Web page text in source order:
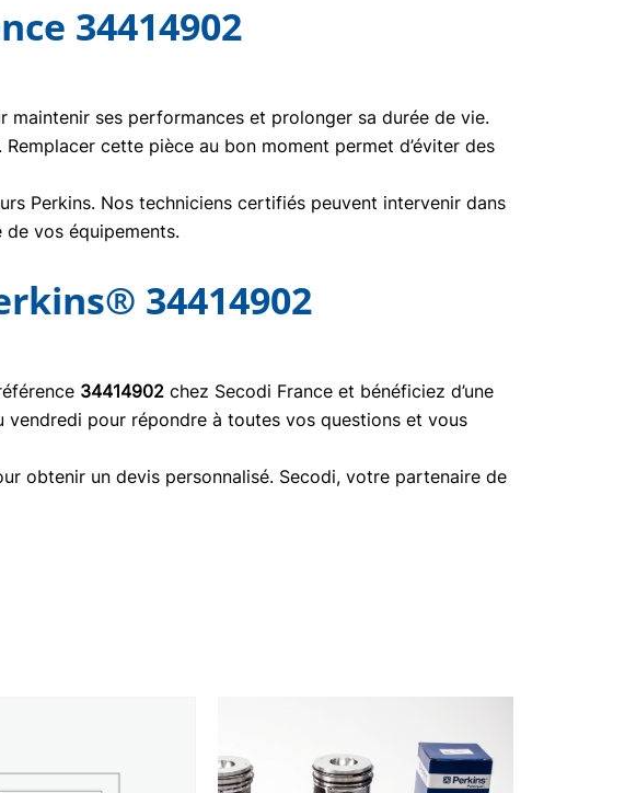
34414902
maintenir ses performances et prolonger sa durée de vie.
cette pièce au bon moment permet d’éviter des
Perkins. Nos techniciens certifiés peuvent intervenir dans
vos équipements.
34414902
34414902 chez Secodi France et bénéficiez d’une
pour répondre à toutes vos questions et vous
obtenir un devis personnalisé. Secodi, votre partenaire de